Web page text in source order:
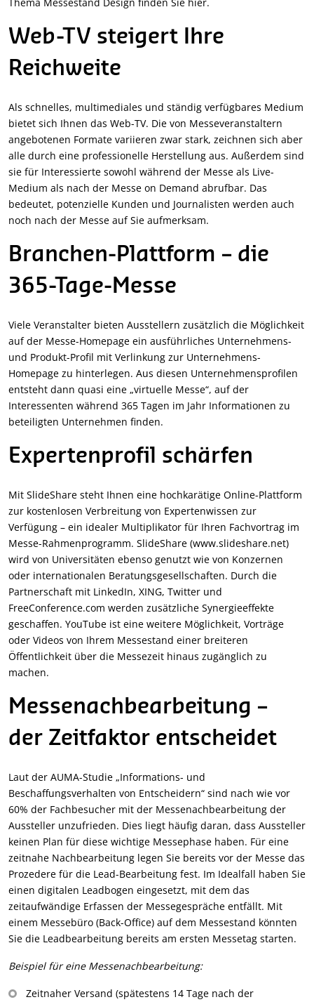
Web-TV steigert Ihre
Reichweite
Als schnelles, multimediales und ständig verfügbares Medium
bietet sich Ihnen das Web-TV. Die von Messeveranstaltern
angebotenen Formate variieren zwar stark, zeichnen sich aber
alle durch eine professionelle Herstellung aus. Außerdem sind
sie für Interessierte sowohl während der Messe als Live-
Medium als nach der Messe on Demand abrufbar. Das
bedeutet, potenzielle Kunden und Journalisten werden auch
noch nach der Messe auf Sie aufmerksam.
Branchen-Plattform – die
365-Tage-Messe
Viele Veranstalter bieten Ausstellern zusätzlich die Möglichkeit
auf der Messe-Homepage ein ausführliches Unternehmens-
und Produkt-Profil mit Verlinkung zur Unternehmens-
Homepage zu hinterlegen. Aus diesen Unternehmensprofilen
entsteht dann quasi eine „virtuelle Messe“, auf der
Interessenten während 365 Tagen im Jahr Informationen zu
beteiligten Unternehmen finden.
Expertenprofil schärfen
Mit SlideShare steht Ihnen eine hochkarätige Online-Plattform
zur kostenlosen Verbreitung von Expertenwissen zur
Verfügung – ein idealer Multiplikator für Ihren Fachvortrag im
Messe-Rahmenprogramm. SlideShare (www.slideshare.net)
wird von Universitäten ebenso genutzt wie von Konzernen
oder internationalen Beratungsgesellschaften. Durch die
Partnerschaft mit LinkedIn, XING, Twitter und
FreeConference.com werden zusätzliche Synergieeffekte
geschaffen. YouTube ist eine weitere Möglichkeit, Vorträge
oder Videos von Ihrem Messestand einer breiteren
Öffentlichkeit über die Messezeit hinaus zugänglich zu
machen.
Messenachbearbeitung –
der Zeitfaktor entscheidet
Laut der AUMA-Studie „Informations- und
Beschaffungsverhalten von Entscheidern“ sind nach wie vor
60% der Fachbesucher mit der Messenachbearbeitung der
Aussteller unzufrieden. Dies liegt häufig daran, dass Aussteller
keinen Plan für diese wichtige Messephase haben. Für eine
zeitnahe Nachbearbeitung legen Sie bereits vor der Messe das
Prozedere für die Lead-Bearbeitung fest. Im Idealfall haben Sie
einen digitalen Leadbogen eingesetzt, mit dem das
zeitaufwändige Erfassen der Messegespräche entfällt. Mit
einem Messebüro (Back-Office) auf dem Messestand könnten
Sie die Leadbearbeitung bereits am ersten Messetag starten.
Beispiel für eine Messenachbearbeitung:
Zeitnaher Versand (spätestens 14 Tage nach der